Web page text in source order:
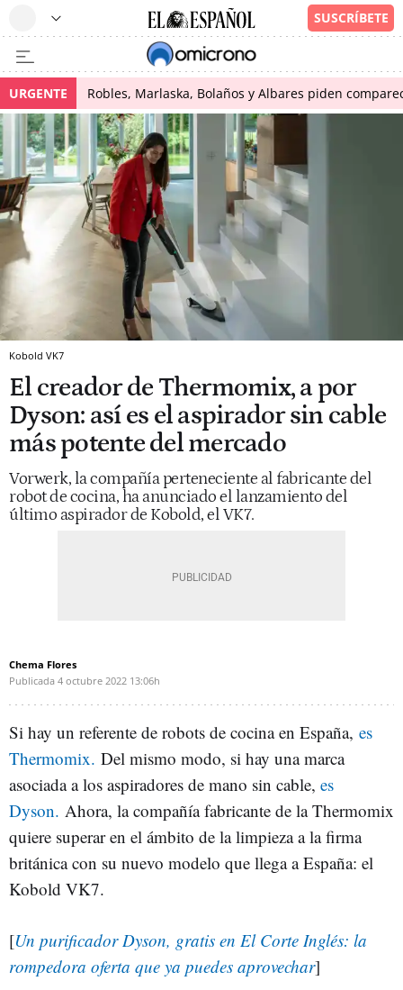
URGENTE Robles, Marlaska, Bolaños y Albares piden
Kobold VK7
El creador de Thermomix, a por
Dyson: así es el aspirador sin cable
más potente del mercado
Vorwerk, la compañía perteneciente al fabricante del
robot de cocina, ha anunciado el lanzamiento del
último aspirador de Kobold, el VK7.
Chema Flores
Publicada 4 octubre 2022 13:06h
Si hay un referente de robots de cocina en España, es
Thermomix. Del mismo modo, si hay una marca
asociada a los aspiradores de mano sin cable, es
Dyson. Ahora, la compañía fabricante de la Thermomix
quiere superar en el ámbito de la limpieza a la firma
británica con su nuevo modelo que llega a España: el
Kobold VK7.
[Un purificador Dyson, gratis en El Corte Inglés: la
rompedora oferta que ya puedes aprovechar]